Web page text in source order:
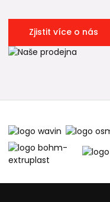
Zjistit více o nás